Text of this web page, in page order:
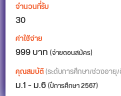
จำนวนที่รับ
30
ค่าใช้จ่าย
999 บาท(จ่ายตอนสมัคร)
คุณสมบัติ(ระดับการศึกษา/ช่วงอายุ
ม.1 - ม.6(ปีการศึกษา 2567)